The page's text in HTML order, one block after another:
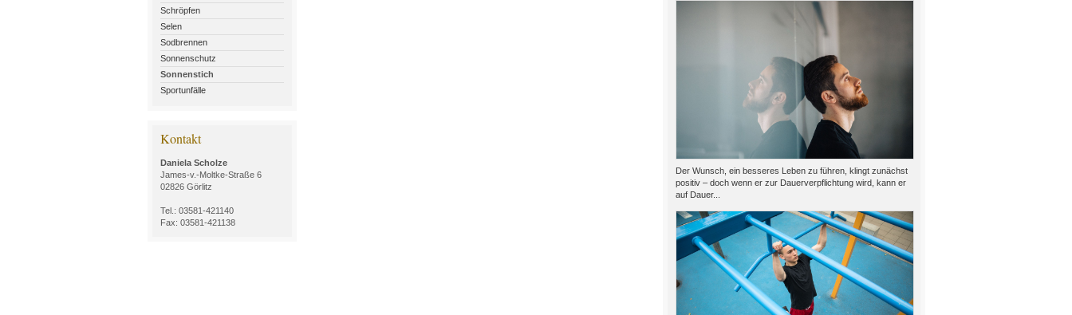
Schröpfen
Selen
Sodbrennen
Sonnenschutz
Sonnenstich
Sportunfälle
Kontakt
Daniela Scholze
James-v.-Moltke-Straße 6
02826 Görlitz
Tel.: 03581-421140
Fax: 03581-421138
Der Wunsch, ein besseres Leben zu führen, klingt zunächst
positiv – doch wenn er zur Dauerverpflichtung wird, kann er
auf Dauer...